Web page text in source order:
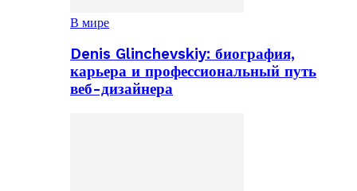
В мире
Denis Glinchevskiy: биография,
карьера и профессиональный путь
веб-дизайнера